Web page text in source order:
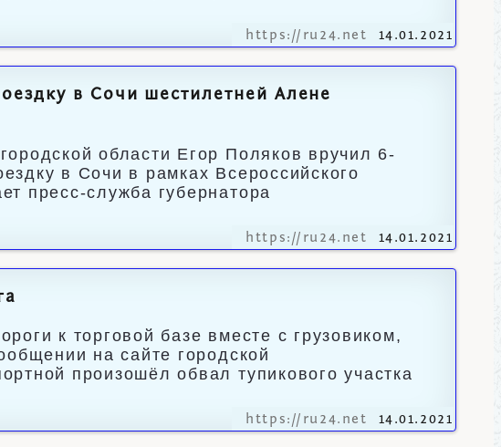
https://ru24.net 14.01.2021
в Сочи шестилетней Алене
области Егор Поляков вручил 6-
в Сочи в рамках Всероссийского
пресс-служба губернатора
https://ru24.net 14.01.2021
к торговой базе вместе с грузовиком,
на сайте городской
произошёл обвал тупикового участка
https://ru24.net 14.01.2021